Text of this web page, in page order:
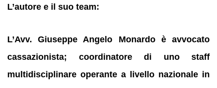
L’autore e il suo team:
L’Avv. Giuseppe Angelo Monardo è avvocato
cassazionista; coordinatore di uno staff
multidisciplinare operante a livello nazionale in